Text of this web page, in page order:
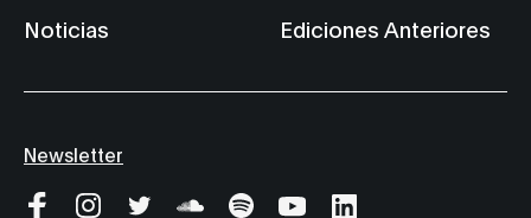
Noticias
Ediciones Anteriores
Newsletter